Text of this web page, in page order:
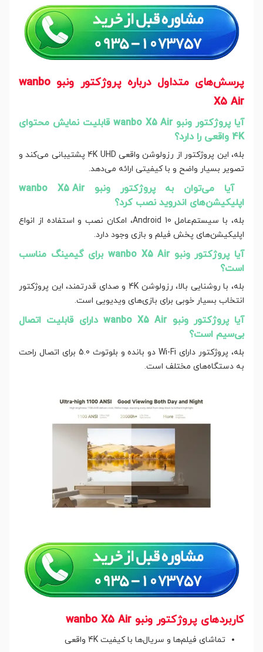
پرسش‌های متداول درباره پروژکتور ونبو wanbo
X5 Air
آیا پروژکتور ونبو wanbo X5 Air قابلیت نمایش محتوای
4K واقعی را دارد؟
بله، این پروژکتور از رزولوشن واقعی 4K UHD پشتیبانی می‌کند و
تصویر بسیار واضح و با کیفیتی ارائه می‌دهد.
آیا می‌توان به پروژکتور ونبو wanbo X5 Air
اپلیکیشن‌های اندروید نصب کرد؟
بله، با سیستم‌عامل Android 10، امکان نصب و استفاده از انواع
اپلیکیشن‌های پخش فیلم و بازی وجود دارد.
آیا پروژکتور ونبو wanbo X5 Air برای گیمینگ مناسب
است؟
بله، با روشنایی بالا، رزولوشن 4K و صدای قدرتمند، این پروژکتور
انتخاب بسیار خوبی برای بازی‌های ویدیویی است.
آیا پروژکتور ونبو wanbo X5 Air دارای قابلیت اتصال
بی‌سیم است؟
بله، پروژکتور دارای Wi-Fi دو بانده و بلوتوث 5.0 برای اتصال راحت
به دستگاه‌های مختلف است.
کاربردهای پروژکتور ونبو wanbo X5 Air
تماشای فیلم‌ها و سریال‌ها با کیفیت 4K واقعی